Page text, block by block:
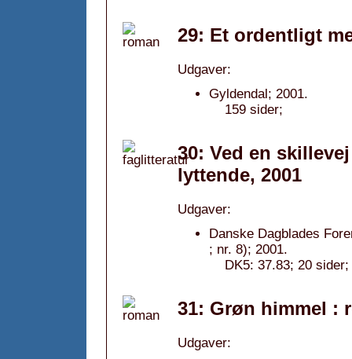
29: Et ordentligt
Udgaver:
Gyldendal; 2001.
159 sider;
30: Ved en
lyttende, 2001
Udgaver:
Danske Dagblades
; nr. 8); 2001.
DK5: 37.83; 20 sider;
31: Grøn himmel :
Udgaver: